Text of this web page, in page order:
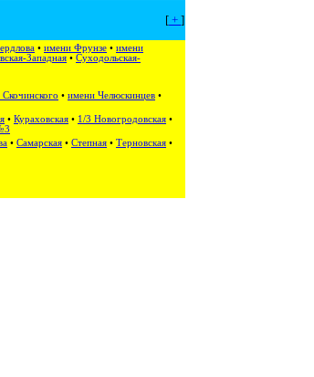
[ + ]
• имени Фрунзе • имени
Западная • Суходольская-
• имени Челюскинцев •
• Кураховская • 1/3 Новогродовская •
• Самарская • Степная • Терновская •